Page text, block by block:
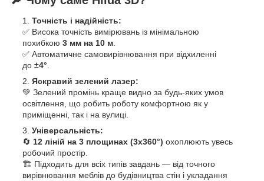
Точність і надійність:
✅ Висока точність вимірювань із мінімальною
похибкою 3 мм на 10 м.
✅ Автоматичне самовирівнювання при відхиленні
до ±4°.
Яскравий зелений лазер:
💚 Зелений промінь краще видно за будь-яких умов
освітлення, що робить роботу комфортною як у
приміщенні, так і на вулиці.
Універсальність:
🔄 12 ліній на 3 площинах (3x360°) охоплюють увесь
робочий простір.
🏗️ Підходить для всіх типів завдань — від точного
вирівнювання меблів до будівництва стін і укладання